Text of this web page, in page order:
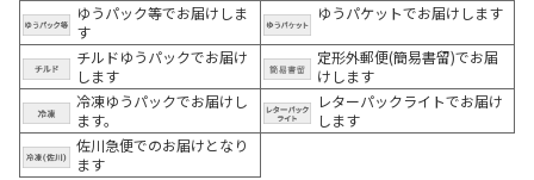
ゆうパック等でお届けしま
す
ゆうパケットでお届けします
チルドゆうパックでお届け
します
定形外郵便(簡易書留)でお届
けします
冷凍ゆうパックでお届けし
ます。
レターパックライトでお届け
します
佐川急便でのお届けとなり
ます